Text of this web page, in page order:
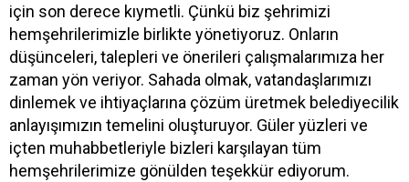
için son derece kıymetli. Çünkü biz şehrimizi
hemşehrilerimizle birlikte yönetiyoruz. Onların
düşünceleri, talepleri ve önerileri çalışmalarımıza her
zaman yön veriyor. Sahada olmak, vatandaşlarımızı
dinlemek ve ihtiyaçlarına çözüm üretmek belediyecilik
anlayışımızın temelini oluşturuyor. Güler yüzleri ve
içten muhabbetleriyle bizleri karşılayan tüm
hemşehrilerimize gönülden teşekkür ediyorum.